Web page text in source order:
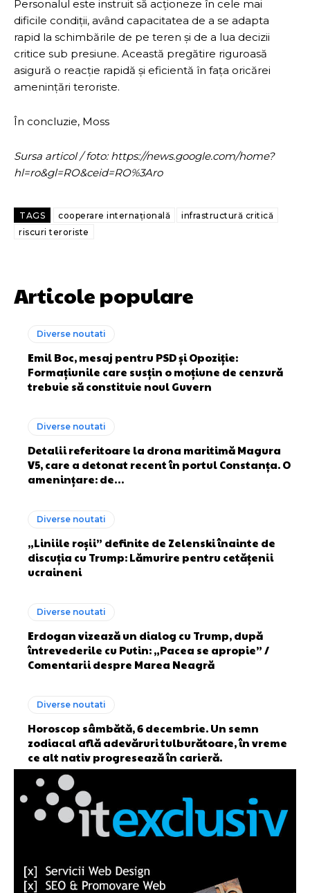
Personalul este instruit să acționeze în cele mai
dificile condiții, având capacitatea de a se adapta
rapid la schimbările de pe teren și de a lua decizii
critice sub presiune. Această pregătire riguroasă
asigură o reacție rapidă și eficientă în fața oricărei
amenințări teroriste.
În concluzie, Moss
Sursa articol / foto: https://news.google.com/home?
hl=ro&gl=RO&ceid=RO%3Aro
TAGS cooperare internațională
infrastructură critică
riscuri teroriste
Articole populare
Diverse noutati
Emil Boc, mesaj pentru PSD și Opoziție:
Formațiunile care susțin o moțiune de cenzură
trebuie să constituie noul Guvern
Diverse noutati
Detalii referitoare la drona maritimă Magura
V5, care a detonat recent în portul Constanța. O
amenințare: de…
Diverse noutati
„Liniile roșii” definite de Zelenski înainte de
discuția cu Trump: Lămurire pentru cetățenii
ucraineni
Diverse noutati
Erdogan vizează un dialog cu Trump, după
întrevederile cu Putin: „Pacea se apropie” /
Comentarii despre Marea Neagră
Diverse noutati
Horoscop sâmbătă, 6 decembrie. Un semn
zodiacal află adevăruri tulburătoare, în vreme
ce alt nativ progresează în carieră.